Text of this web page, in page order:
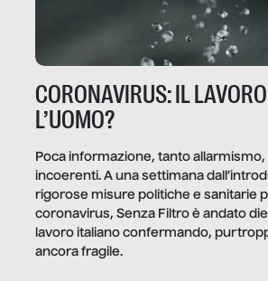
CORONAVIRUS: IL
L’UOMO?
Poca informazione, tanto
incoerenti. A una settimana
rigorose misure politiche e sanitarie
coronavirus, Senza Filtro è andato
lavoro italiano confermando,
ancora fragile.